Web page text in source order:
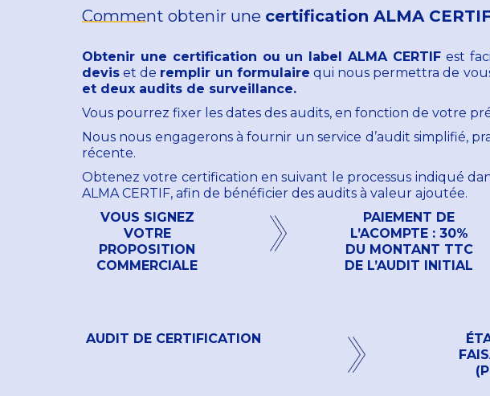
Comment obtenir une certification ALMA
Obtenir une certification ou un label ALMA CERTIF est
devis et de remplir un formulaire qui nous permettra de
et deux audits de surveillance.
Vous pourrez fixer les dates des audits, en fonction de votre
Nous nous engagerons à fournir un service d’audit simplifié,
récente.
Obtenez votre certification en suivant le processus indiqué
ALMA CERTIF, afin de bénéficier des audits à valeur ajoutée.
VOUS SIGNEZ
VOTRE
PROPOSITION
COMMERCIALE
PAIEMENT DE
L’ACOMPTE : 30%
DU MONTANT TTC
DE L’AUDIT INITIAL
AUDIT DE CERTIFICATION